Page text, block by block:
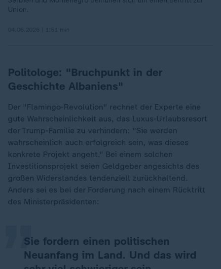
Union.
Politologe: "Bruchpunkt in der
Geschichte Albaniens"
Der "Flamingo-Revolution" rechnet der Experte eine
gute Wahrscheinlichkeit aus, das Luxus-Urlaubsresort
der Trump-Familie zu verhindern: "Sie werden
wahrscheinlich auch erfolgreich sein, was dieses
konkrete Projekt angeht." Bei einem solchen
Investitionsprojekt seien Geldgeber angesichts des
großen Widerstandes tendenziell zurückhaltend.
Anders sei es bei der Forderung nach einem Rücktritt
des Ministerpräsidenten:
Sie fordern einen politischen
Neuanfang im Land. Und das wird
„